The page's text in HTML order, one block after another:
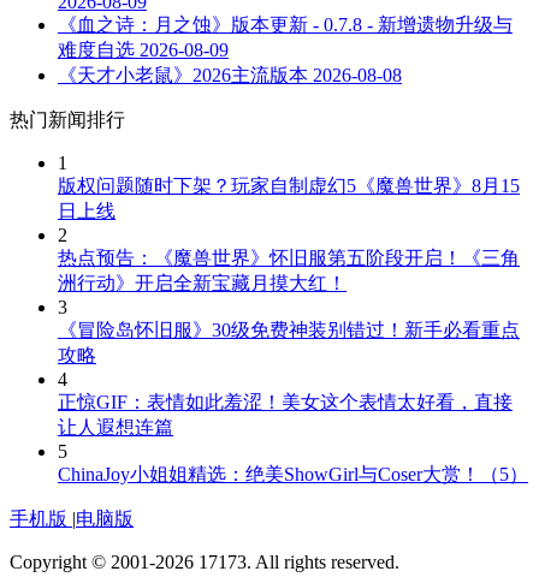
《血之诗：月之蚀》版本更新 - 0.7.8 - 新增遗物升级与
难度自选 2026-08-09
《天才小老鼠》2026主流版本 2026-08-08
热门新闻排行
1
版权问题随时下架？玩家自制虚幻5《魔兽世界》8月15
日上线
2
热点预告：《魔兽世界》怀旧服第五阶段开启！《三角
洲行动》开启全新宝藏月摸大红！
3
《冒险岛怀旧服》30级免费神装别错过！新手必看重点
攻略
4
正惊GIF：表情如此羞涩！美女这个表情太好看，直接
让人遐想连篇
5
ChinaJoy小姐姐精选：绝美ShowGirl与Coser大赏！（5）
手机版 |电脑版
Copyright © 2001-2026 17173. All rights reserved.